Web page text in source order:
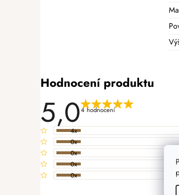
Hodnocení produktu
5,04 hodnocení
4x
0x
0x
0x
0x